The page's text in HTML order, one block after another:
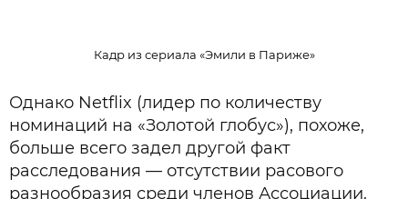
Кадр из сериала «Эмили в Париже»
Однако Netflix (лидер по количеству
номинаций на «Золотой глобус»), похоже,
больше всего задел другой факт
расследования — отсутствии расового
разнообразия среди членов Ассоциации.